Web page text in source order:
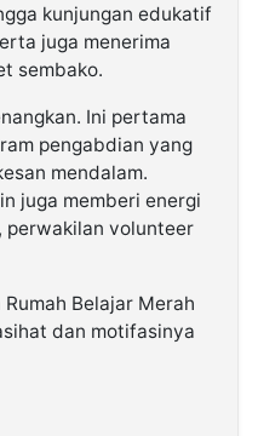
kunjungan edukatif
juga menerima
sembako.
Ini pertama
pengabdian yang
mendalam.
juga memberi energi
perwakilan volunteer
Belajar Merah
dan motifasinya